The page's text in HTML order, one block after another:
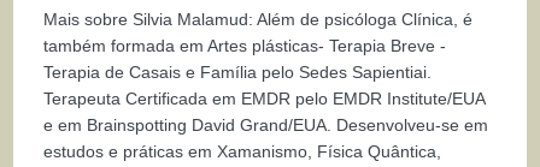
Mais sobre Silvia Malamud: Além de psicóloga Clínica, é
também formada em Artes plásticas- Terapia Breve -
Terapia de Casais e Família pelo Sedes Sapientiai.
Terapeuta Certificada em EMDR pelo EMDR Institute/EUA
e em Brainspotting David Grand/EUA. Desenvolveu-se em
estudos e práticas em Xamanismo, Física Quântica,